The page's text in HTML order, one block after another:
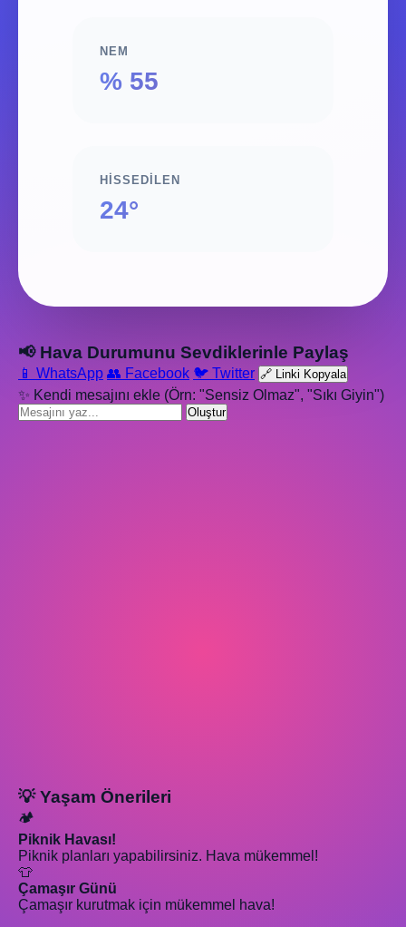
NEM
% 55
HISSEDILEN
24°
📢 Hava Durumunu Sevdiklerinle Paylaş
📱 WhatsApp 👥 Facebook 🐦 Twitter 🔗 Linki Kopyala
✨ Kendi mesajını ekle (Örn: "Sensiz Olmaz", "Sıkı Giyin")
Oluştur
💡 Yaşam Önerileri
🏕️
Piknik Havası!
Piknik planları yapabilirsiniz. Hava mükemmel!
👕
Çamaşır Günü
Çamaşır kurutmak için mükemmel hava!